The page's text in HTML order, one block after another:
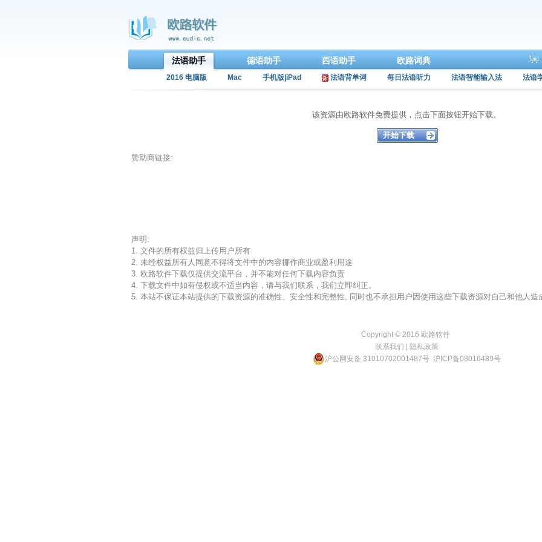
法语助手 德语助手 西语助手 欧路词典
2016 电脑版 Mac 手机版|iPad 法语背单词 每日法语听力 法语智能输入法 法语
该资源由欧路软件免费提供，点击下面按钮开始下载。
赞助商链接:
声明:
1. 文件的所有权益归上传用户所有
2. 未经权益所有人同意不得将文件中的内容挪作商业或盈利用途
3. 欧路软件下载仅提供交流平台，并不能对任何下载内容负责
4. 下载文件中如有侵权或不适当内容，请与我们联系，我们立即纠正。
5. 本站不保证本站提供的下载资源的准确性、安全性和完整性, 同时也不承担用户因使用这些下载资源对自己和他人造
Copyright © 2016 欧路软件
联系我们
隐私政策
沪公网安备 31010702001487号 沪ICP备08016489号